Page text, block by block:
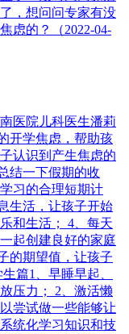
，想问问专家有没
虑的？（2022-04-
医院儿科医生潘莉
开学焦虑，帮助孩
认识到产生焦虑的
结一下假期的收
习的合理短期计
生活，让孩子开始
和生活； 4、每天
起创建良好的家庭
的期望值，让孩子
篇1、早睡早起、
压力； 2、激活懒
尝试做一些能够让
统化学习知识和技